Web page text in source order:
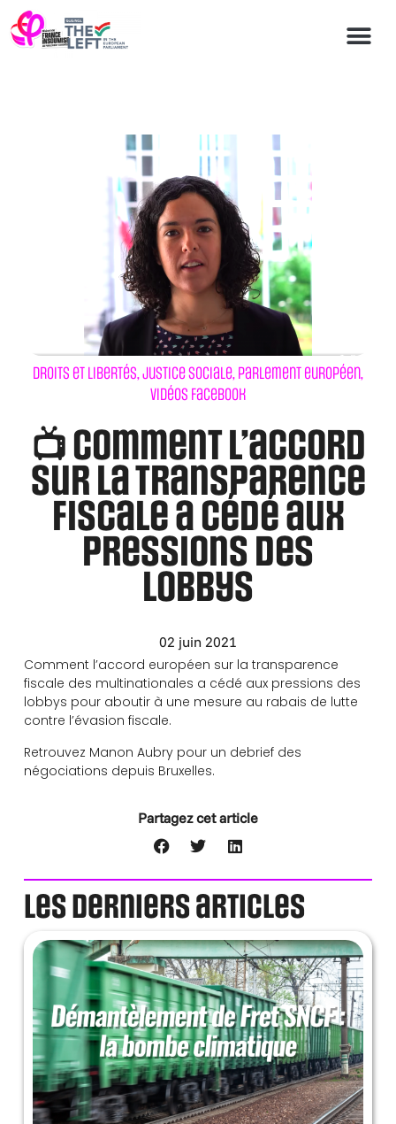
Droits et libertés,Justice sociale,Parlement européen,
Vidéos Facebook
📺 Comment l’accord
sur la transparence
fiscale a cédé aux
pressions des
lobbys
02 juin 2021
Comment l’accord européen sur la transparence
fiscale des multinationales a cédé aux pressions des
lobbys pour aboutir à une mesure au rabais de lutte
contre l’évasion fiscale.
Retrouvez Manon Aubry pour un debrief des
négociations depuis Bruxelles.
Partagez cet article
Les derniers articles